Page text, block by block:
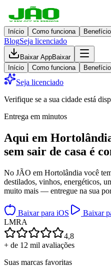
Início Como funciona
BlogSeja licenciado
Baixar AppBaixar
Início
Como funciona
Seja licenciado
Verifique se a sua cidade está
Entrega em minutos
Aqui em
sem sair de casa é
No JÃO em Hortolândia você
destilados, vinhos, energéticos,
muito mais — entregue na sua
Baixar para iOS
Baixar
LMRA
4,8
+ de 12 mil avaliações
Suas marcas favoritas